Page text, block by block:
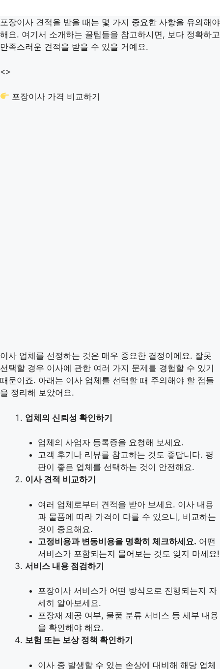
포장이사 견적을 받을 때는 몇 가지 중요한 사항을 유의해야
해요. 여기서 소개하는 꿀팁들을 참고하시면, 보다 정확하고
만족스러운 견적을 받을 수 있을 거예요.
<>
포장이사 가격 비교하기
이사 업체를 선정하는 것은 매우 중요한 결정이에요. 잘못
선택할 경우 이사에 관한 여러 가지 문제를 경험할 수 있기
때문이죠. 아래는 이사 업체를 선택할 때 주의해야 할 점들
을 정리해 보았어요.
업체의 신뢰성 확인하기
업체의 사업자 등록증을 요청해 보세요.
고객 후기나 리뷰를 참고하는 것도 좋답니다. 평
판이 좋은 업체를 선택하는 것이 안전해요.
이사 견적 비교하기
여러 업체로부터 견적을 받아 보세요. 이사 내용
과 물품에 따라 가격이 다를 수 있으니, 비교하는
것이 중요해요.
고정비용과 변동비용을 명확히 체크하세요. 어떤
서비스가 포함되는지 물어보는 것도 잊지 마세요!
서비스 내용 점검하기
포장이사 서비스가 어떤 방식으로 진행되는지 자
세히 알아보세요.
포장재 제공 여부, 물품 분류 서비스 등 세부 내용
을 확인해야 해요.
보험 또는 보상 정책 확인하기
이사 중 발생할 수 있는 손상에 대비해 해당 업체